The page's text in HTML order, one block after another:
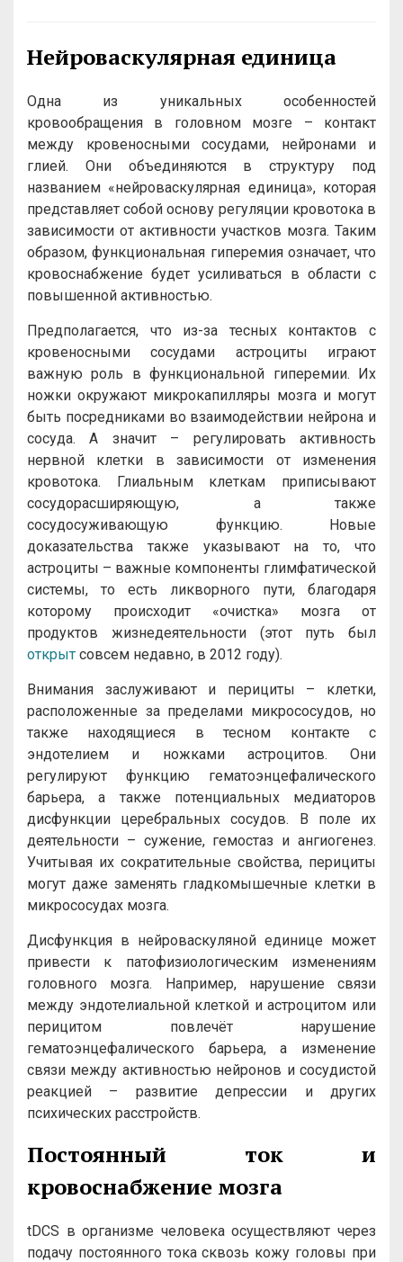
Нейроваскулярная единица
Одна из уникальных особенностей
кровообращения в головном мозге – контакт
между кровеносными сосудами, нейронами и
глией. Они объединяются в структуру под
названием «нейроваскулярная единица», которая
представляет собой основу регуляции кровотока в
зависимости от активности участков мозга. Таким
образом, функциональная гиперемия означает, что
кровоснабжение будет усиливаться в области с
повышенной активностью.
Предполагается, что из-за тесных контактов с
кровеносными сосудами астроциты играют
важную роль в функциональной гиперемии. Их
ножки окружают микрокапилляры мозга и могут
быть посредниками во взаимодействии нейрона и
сосуда. А значит – регулировать активность
нервной клетки в зависимости от изменения
кровотока. Глиальным клеткам приписывают
сосудорасширяющую, а также
сосудосуживающую функцию. Новые
доказательства также указывают на то, что
астроциты – важные компоненты глимфатической
системы, то есть ликворного пути, благодаря
которому происходит «очистка» мозга от
продуктов жизнедеятельности (этот путь был
открыт совсем недавно, в 2012 году).
Внимания заслуживают и перициты – клетки,
расположенные за пределами микрососудов, но
также находящиеся в тесном контакте с
эндотелием и ножками астроцитов. Они
регулируют функцию гематоэнцефалического
барьера, а также потенциальных медиаторов
дисфункции церебральных сосудов. В поле их
деятельности – сужение, гемостаз и ангиогенез.
Учитывая их сократительные свойства, перициты
могут даже заменять гладкомышечные клетки в
микрососудах мозга.
Дисфункция в нейроваскуляной единице может
привести к патофизиологическим изменениям
головного мозга. Например, нарушение связи
между эндотелиальной клеткой и астроцитом или
перицитом повлечёт нарушение
гематоэнцефалического барьера, а изменение
связи между активностью нейронов и сосудистой
реакцией – развитие депрессии и других
психических расстройств.
Постоянный ток и
кровоснабжение мозга
tDCS в организме человека осуществляют через
подачу постоянного тока сквозь кожу головы при